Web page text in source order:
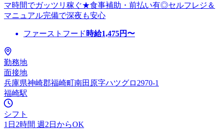
マ時間でガッツリ稼ぐ★食事補助・前払い有◎セルフレジ＆
マニュアル完備で深夜も安心
ファーストフード 時給1,475円〜
勤務地
面接地
兵庫県神崎郡福崎町南田原字ハツグロ2970-1
福崎駅
シフト
1日2時間 週2日からOK